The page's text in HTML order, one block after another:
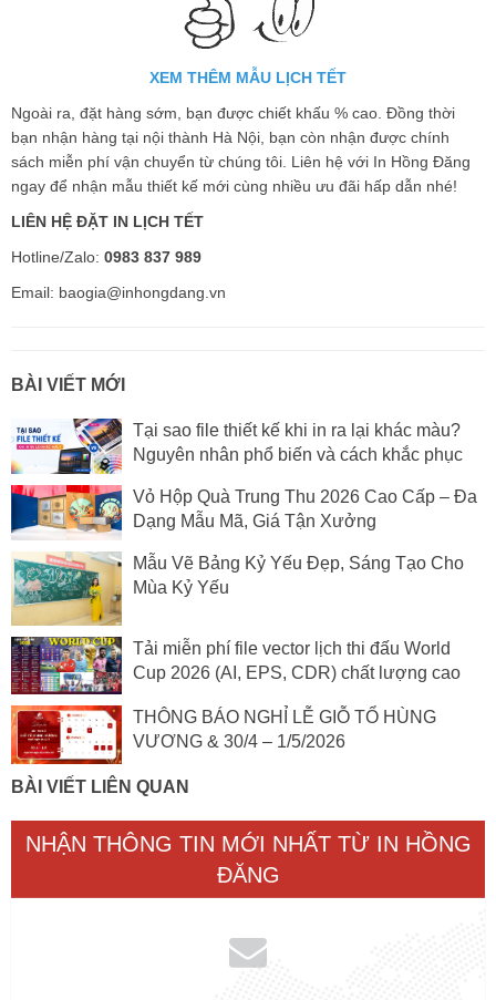
XEM THÊM MẪU LỊCH TẾT
Ngoài ra, đặt hàng sớm, bạn được chiết khấu % cao. Đồng thời
bạn nhận hàng tại nội thành Hà Nội, bạn còn nhận được chính
sách miễn phí vận chuyển từ chúng tôi. Liên hệ với In Hồng Đăng
ngay để nhận mẫu thiết kế mới cùng nhiều ưu đãi hấp dẫn nhé!
LIÊN HỆ ĐẶT IN LỊCH TẾT
Hotline/Zalo: 0983 837 989
Email: baogia@inhongdang.vn
BÀI VIẾT MỚI
Tại sao file thiết kế khi in ra lại khác màu?
Nguyên nhân phổ biến và cách khắc phục
Vỏ Hộp Quà Trung Thu 2026 Cao Cấp – Đa
Dạng Mẫu Mã, Giá Tận Xưởng
Mẫu Vẽ Bảng Kỷ Yếu Đẹp, Sáng Tạo Cho
Mùa Kỷ Yếu
Tải miễn phí file vector lịch thi đấu World
Cup 2026 (AI, EPS, CDR) chất lượng cao
THÔNG BÁO NGHỈ LỄ GIỖ TỔ HÙNG
VƯƠNG & 30/4 – 1/5/2026
BÀI VIẾT LIÊN QUAN
NHẬN THÔNG TIN MỚI NHẤT TỪ IN HỒNG
ĐĂNG